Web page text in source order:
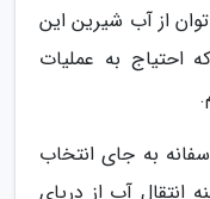
از آب شیرین این
احتیاج به عملیات
به جای انتخاب
انتقال آب از دریای